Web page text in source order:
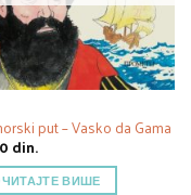
put – Vasko da Gama
din.
ВИШЕ